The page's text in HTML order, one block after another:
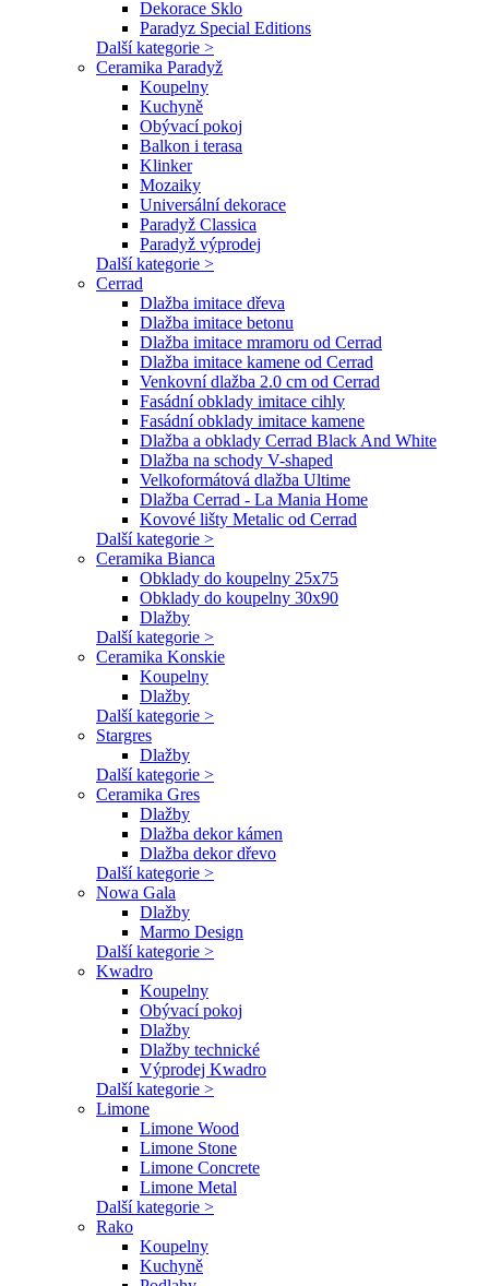
Dekorace Sklo
Paradyz Special Editions
Další kategorie >
Ceramika Paradyž
Koupelny
Kuchyně
Obývací pokoj
Balkon i terasa
Klinker
Mozaiky
Universální dekorace
Paradyž Classica
Paradyž výprodej
Další kategorie >
Cerrad
Dlažba imitace dřeva
Dlažba imitace betonu
Dlažba imitace mramoru od Cerrad
Dlažba imitace kamene od Cerrad
Venkovní dlažba 2.0 cm od Cerrad
Fasádní obklady imitace cihly
Fasádní obklady imitace kamene
Dlažba a obklady Cerrad Black And White
Dlažba na schody V-shaped
Velkoformátová dlažba Ultime
Dlažba Cerrad - La Mania Home
Kovové lišty Metalic od Cerrad
Další kategorie >
Ceramika Bianca
Obklady do koupelny 25x75
Obklady do koupelny 30x90
Dlažby
Další kategorie >
Ceramika Konskie
Koupelny
Dlažby
Další kategorie >
Stargres
Dlažby
Další kategorie >
Ceramika Gres
Dlažby
Dlažba dekor kámen
Dlažba dekor dřevo
Další kategorie >
Nowa Gala
Dlažby
Marmo Design
Další kategorie >
Kwadro
Koupelny
Obývací pokoj
Dlažby
Dlažby technické
Výprodej Kwadro
Další kategorie >
Limone
Limone Wood
Limone Stone
Limone Concrete
Limone Metal
Další kategorie >
Rako
Koupelny
Kuchyně